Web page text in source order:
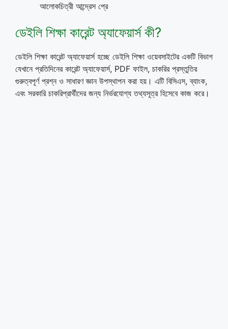
আলোকচিত্রী আন্দ্রেস প্রে
ডেইলি শিক্ষা কারেন্ট অ্যাফেয়ার্স কী?
ডেইলি শিক্ষা কারেন্ট অ্যাফেয়ার্স হচ্ছে ডেইলি শিক্ষা ওয়েবসাইটের একটি বিভাগ
যেখানে প্রতিদিনের কারেন্ট অ্যাফেয়ার্স, PDF ফাইল, চাকরির প্রস্তুতির
গুরুত্বপূর্ণ প্রশ্ন ও সাধারণ জ্ঞান উপস্থাপন করা হয়। এটি বিসিএস, ব্যাংক,
এবং সরকারি চাকরিপ্রার্থীদের জন্য নির্ভরযোগ্য তথ্যসূত্র হিসেবে কাজ করে।